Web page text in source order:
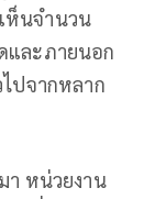
ห็นจำนวน
และภายนอก
ปจากหลาก
า หน่วยงาน